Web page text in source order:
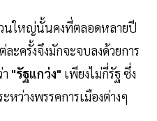
นใหญ่นั้นคงที่ตลอดหลายปี
ะครั้งจึงมักจะจบลงด้วยการ
"รัฐแกว่ง" เพียงไม่กี่รัฐ ซึ่ง
ว่างพรรคการเมืองต่างๆ